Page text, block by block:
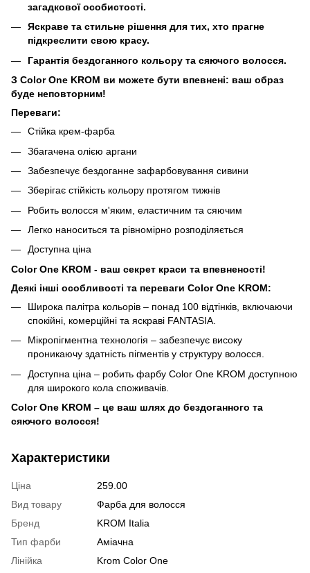
загадкової особистості.
Яскраве та стильне рішення для тих, хто прагне
підкреслити свою красу.
Гарантія бездоганного кольору та сяючого волосся.
З Color One KROM ви можете бути впевнені: ваш образ
буде неповторним!
Переваги:
Стійка крем-фарба
Збагачена олією аргани
Забезпечує бездоганне зафарбовування сивини
Зберігає стійкість кольору протягом тижнів
Робить волосся м'яким, еластичним та сяючим
Легко наноситься та рівномірно розподіляється
Доступна ціна
Color One KROM - ваш секрет краси та впевненості!
Деякі інші особливості та переваги Color One KROM:
Широка палітра кольорів – понад 100 відтінків, включаючи
спокійні, комерційні та яскраві FANTASIA.
Мікропігментна технологія – забезпечує високу
проникаючу здатність пігментів у структуру волосся.
Доступна ціна – робить фарбу Color One KROM доступною
для широкого кола споживачів.
Color One KROM – це ваш шлях до бездоганного та
сяючого волосся!
Характеристики
Ціна
259.00
Вид товару
Фарба для волосся
Бренд
KROM Italia
Тип фарби
Аміачна
Лінійка
Krom Color One